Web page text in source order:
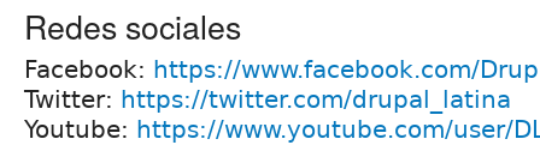
Redes sociales
Facebook: https://www.facebook.com/
Twitter: https://twitter.com/drupal_latina
Youtube: https://www.youtube.com/user/